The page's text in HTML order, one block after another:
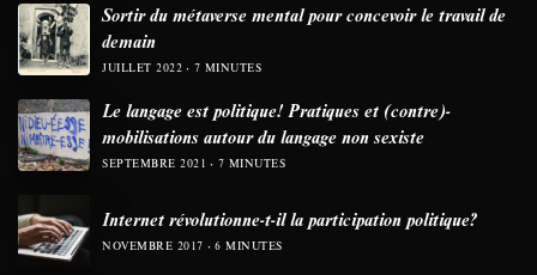
Sortir du métaverse mental pour concevoir le travail de
demain
JUILLET 2022 7 MINUTES
Le langage est politique! Pratiques et (contre)-
mobilisations autour du langage non sexiste
SEPTEMBRE 2021 7 MINUTES
Internet révolutionne-t-il la participation politique?
NOVEMBRE 2017 6 MINUTES